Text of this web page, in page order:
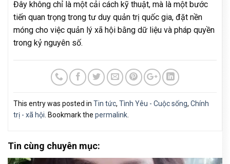
Đây không chỉ là một cải cách kỹ thuật, mà là một bước
tiến quan trọng trong tư duy quản trị quốc gia, đặt nền
móng cho việc quản lý xã hội bằng dữ liệu và pháp quyền
trong kỷ nguyên số.
This entry was posted in Tin tức, Tình Yêu - Cuộc sống, Chính
trị - xã hội . Bookmark the permalink
Tin cùng chuyên mục: